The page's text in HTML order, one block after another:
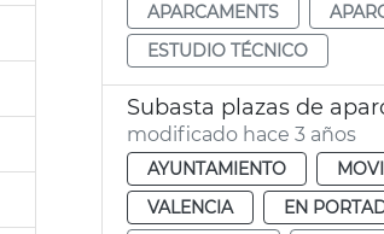
APARCAMENTS
ESTUDIO TÉCNICO
Subasta plazas de
modificado hace 3 años
AYUNTAMIENTO
VALENCIA
EN